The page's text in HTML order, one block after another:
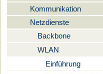
Kommunikation
Netzdienste
Backbone
WLAN
Einführung